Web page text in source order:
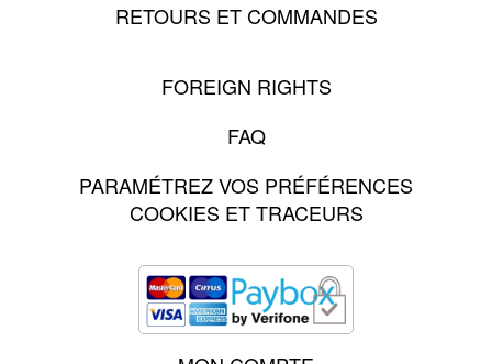
RETOURS ET COMMANDES
FOREIGN RIGHTS
FAQ
PARAMÉTREZ VOS PRÉFÉRENCES
COOKIES ET TRACEURS